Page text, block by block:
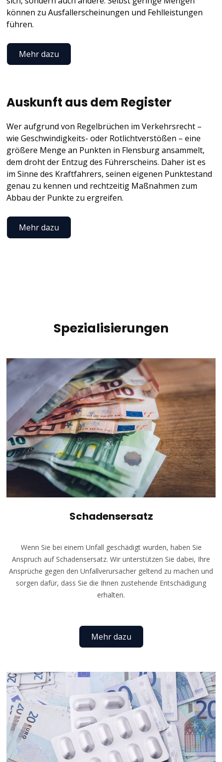
können zu Ausfallerscheinungen und Fehlleistungen
führen.
Mehr dazu
Auskunft aus dem Register
Wer aufgrund von Regelbrüchen im Verkehrsrecht –
wie Geschwindigkeits- oder Rotlichtverstößen – eine
größere Menge an Punkten in Flensburg ansammelt,
dem droht der Entzug des Führerscheins. Daher ist es
im Sinne des Kraftfahrers, seinen eigenen Punktestand
genau zu kennen und rechtzeitig Maßnahmen zum
Abbau der Punkte zu ergreifen.
Mehr dazu
Spezialisierungen
Schadensersatz
Wenn Sie bei einem Unfall geschädigt wurden, haben Sie
Anspruch auf Schadensersatz. Wir unterstützen Sie dabei, Ihre
Ansprüche gegen den Unfallverursacher geltend zu machen und
sorgen dafür, dass Sie die Ihnen zustehende Entschädigung
erhalten.
Mehr dazu